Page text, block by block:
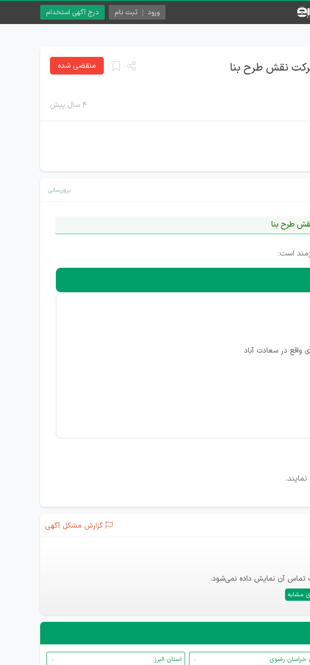
درج آگهی استخدام ورود ثبت نام
نقش طرح بنا
۴ سال پیش
منقضی شده
بروزرسانی
طرح بنا
است:
واقع در سعادت آباد
گزارش مشکل آگهی
تماس آن نمایش داده نمی‌شود.
مشابه
خراسان رضوی
استان البرز